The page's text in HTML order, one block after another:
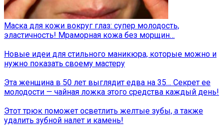
Маска для кожи вокруг глаз: супер молодость,
эластичность! Мраморная кожа без морщин…
Новые идеи для стильного маникюра, которые можно и
нужно показать своему мастеру
Эта женщина в 50 лет выглядит едва на 35… Секрет ее
молодости — чайная ложка этого средства каждый день!
Этот трюк поможет осветлить желтые зубы, а также
удалить зубной налет и камень!